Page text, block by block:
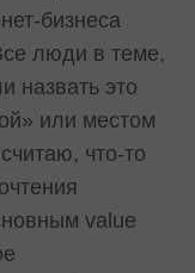
бизнеса
люди в теме,
назвать это
или местом
что-то
value